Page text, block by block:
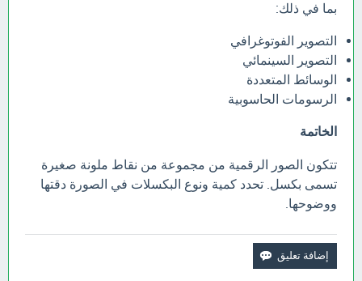
بما في ذلك:
التصوير الفوتوغرافي
التصوير السينمائي
الوسائط المتعددة
الرسومات الحاسوبية
الخاتمة
تتكون الصور الرقمية من مجموعة من نقاط ملونة صغيرة
تسمى بكسل. تحدد كمية ونوع البكسلات في الصورة دقتها
ووضوحها.